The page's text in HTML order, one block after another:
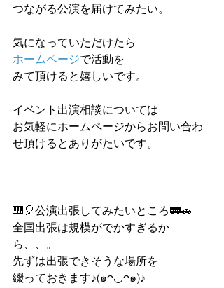
つながる公演を届けてみたい。
気になっていただけたら
ホームページで活動を
みて頂けると嬉しいです。
イベント出演相談については
お気軽にホームページからお問い合わ
せ頂けるとありがたいです。
🎹🎈公演出張してみたいところ🚃🚗
全国出張は規模がでかすぎるか
ら、、。
先ずは出張できそうな場所を
綴っておきます♪(๑ᴖ◡ᴖ๑)♪